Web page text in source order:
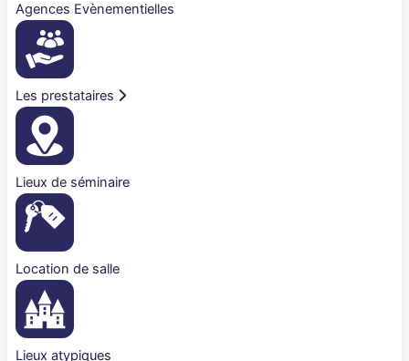
Agences Evènementielles
Les prestataires
Lieux de séminaire
Location de salle
Lieux atypiques